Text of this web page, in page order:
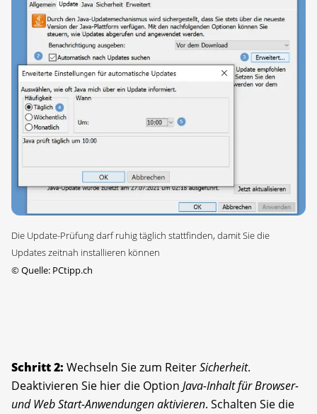
Die Update-Prüfung darf ruhig täglich stattfinden, damit Sie die
Updates zeitnah installieren können
©Quelle: PCtipp.ch
Schritt 2: Wechseln Sie zum ReiterSicherheit.
Deaktivieren Sie hier die Option Java-Inhalt für Browser-
und Web Start-Anwendungen aktivieren. Schalten Sie die